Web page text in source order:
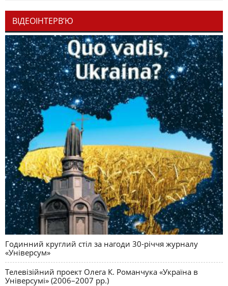
ВІДЕОІНТЕРВ’Ю
Годинний круглий стіл за нагоди 30-річчя журналу
«Універсум»
Телевізійний проект Олега К. Романчука «Україна в
Універсумі» (2006–2007 рр.)